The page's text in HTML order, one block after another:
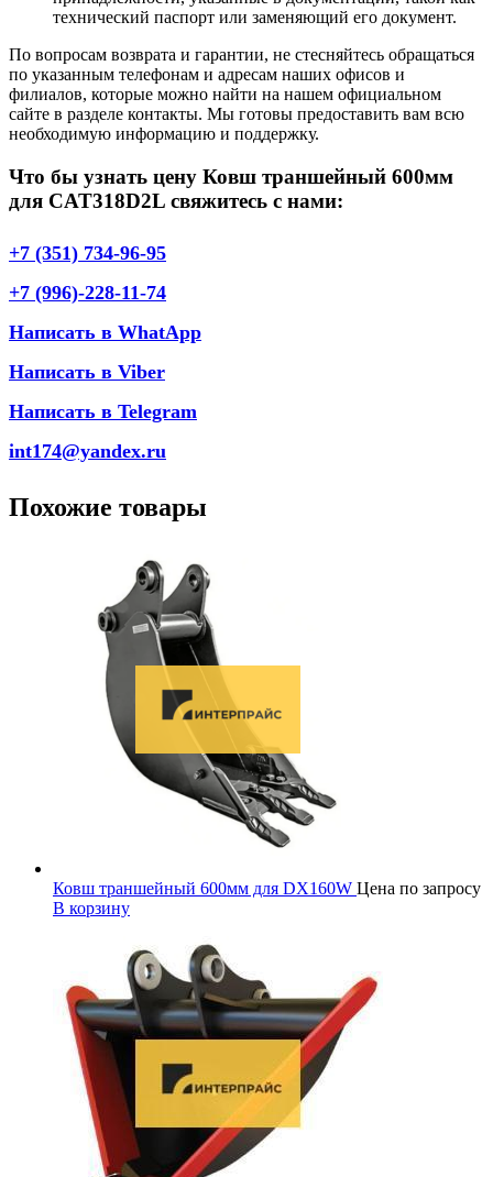
технический паспорт или заменяющий его документ.
По вопросам возврата и гарантии, не стесняйтесь обращаться
по указанным телефонам и адресам наших офисов и
филиалов, которые можно найти на нашем официальном
сайте в разделе контакты. Мы готовы предоставить вам всю
необходимую информацию и поддержку.
Что бы узнать цену Ковш траншейный 600мм
для CAT318D2L свяжитесь с нами:
+7 (351) 734-96-95
+7 (996)-228-11-74
Написать в WhatApp
Написать в Viber
Написать в Telegram
int174@yandex.ru
Похожие товары
Ковш траншейный 600мм для DX160W Цена по запросу
В корзину